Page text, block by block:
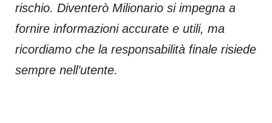
rischio. Diventerò Milionario si impegna a
fornire informazioni accurate e utili, ma
ricordiamo che la responsabilità finale risiede
sempre nell’utente.